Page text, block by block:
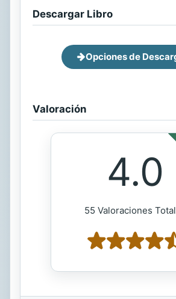
Descargar Libro
Opciones de
Valoración
4.0
55 Valoraciones